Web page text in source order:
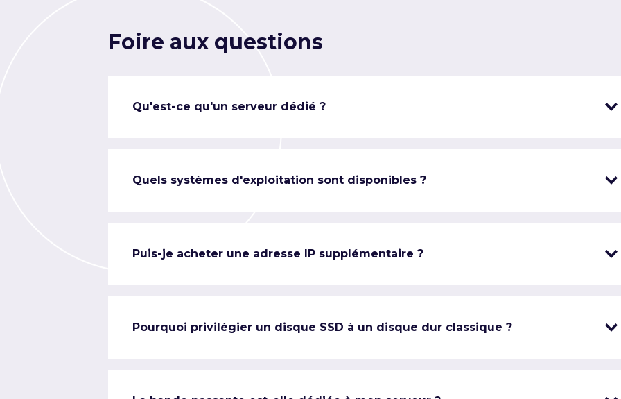
Foire aux questions
Qu'est-ce qu'un serveur dédié ?
Quels systèmes d'exploitation sont disponibles ?
Puis-je acheter une adresse IP supplémentaire ?
Pourquoi privilégier un disque SSD à un disque dur classique ?